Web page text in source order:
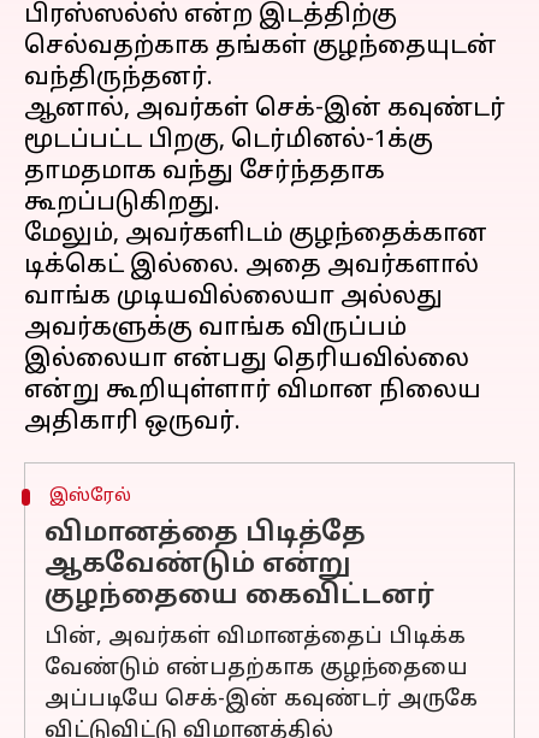
பிரஸ்ஸல்ஸ் என்ற இடத்திற்கு
செல்வதற்காக தங்கள் குழந்தையுடன்
வந்திருந்தனர்.
ஆனால், அவர்கள் செக்-இன் கவுண்டர்
மூடப்பட்ட பிறகு, டெர்மினல்-1க்கு
தாமதமாக வந்து சேர்ந்ததாக
கூறப்படுகிறது.
மேலும், அவர்களிடம் குழந்தைக்கான
டிக்கெட் இல்லை. அதை அவர்களால்
வாங்க முடியவில்லையா அல்லது
அவர்களுக்கு வாங்க விருப்பம்
இல்லையா என்பது தெரியவில்லை
என்று கூறியுள்ளார் விமான நிலைய
இஸ்ரேல்
விமானத்தை பிடித்தே
ஆகவேண்டும் என்று
குழந்தையை கைவிட்டனர்
பின், அவர்கள் விமானத்தைப் பிடிக்க
வேண்டும் என்பதற்காக குழந்தையை
அப்படியே செக்-இன் கவுண்டர் அருகே
விட்டுவிட்டு விமானத்தில்